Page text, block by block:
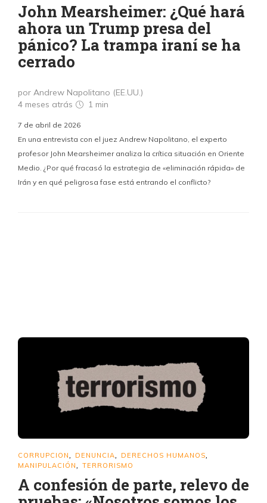
John Mearsheimer: ¿Qué hará
ahora un Trump presa del
pánico? La trampa iraní se ha
cerrado
por Andrew Napolitano (EE.UU.)
4 meses atrás
1 min
7 de abril de 2026
En una entrevista con el juez Andrew Napolitano, el experto
profesor John Mearsheimer analiza la crítica situación en Oriente
Medio. ¿Por qué fracasó la estrategia de «eliminación rápida» de
Irán y en qué peligrosa fase está entrando el conflicto?
CORRUPCION DENUNCIA DERECHOS HUMANOS
MANIPULACIÓN TERRORISMO
A confesión de parte, relevo de